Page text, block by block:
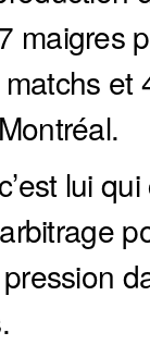
maigres
et
lui